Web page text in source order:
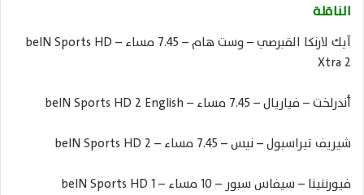
الناقلة
آيك لارنكا القبرصي – وست هام – 7.45 مساء – beIN Sports HD
Xtra 2
أندرلخت – فياريال – 7.45 مساء – beIN Sports HD 2 English
شيريف تيراسبول – نيس – 7.45 مساء – beIN Sports HD 2
فيورنتينا – سيفاس سبور – 10 مساء – beIN Sports HD 1